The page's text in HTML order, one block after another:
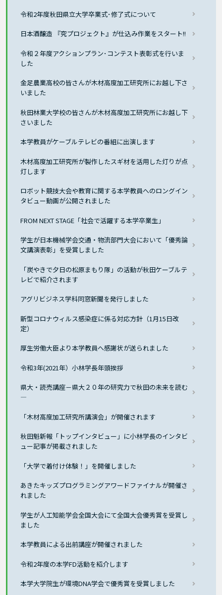
令和2年度秋田県立大学卒業式･修了式について
日本酒醸造 『究プロジェクト』が仕込み作業をスタート!!
令和２年度アクションプラン･コンテスト表彰式を行いま
した
金足農業高校の皆さんが木材高度加工研究所にお越し下さ
いました
秋田林業大学校の皆さんが木材高度加工研究所にお越し下
さいました
本学教員がケーブルテレビの番組に出演します
木材高度加工研究所が製作したスギ材を活用した灯りが点
灯します
ロボット競技大会や教育に関する本学教員へのロングイン
タビュー動画が公開されました
FROM NEXT STAGE「社会で活躍する本学卒業生」
学生が日本機械学会交通・物流部門大会において「優秀論
文講演表彰」を受賞しました
「炭やきで夕日の松原まもり隊」の活動が秋田ケーブルテ
レビで紹介されます
アグリビジネス学科同窓新聞を発行しました
新型コロナウィルス感染症に係る対応方針（1月15日改
定）
厚生労働大臣より本学教員へ感謝状が送られました
令和3年(2021年）小林学長年頭挨拶
県大・読売講座－県大２０年の研究力で秋田の未来を読む
―
「木材高度加工研究所講演会」が開催されます
秋田魁新報「トップインタビュー」に小林学長のインタビ
ュー記事が掲載されました
「大学で着付け体験！」を開催しました
あきたキッズプログラミングアワードファイナルが開催さ
れました
学生が人工知能学会全国大会にて全国大会優秀賞を受賞し
ました
本学教員による出前講座が開催されました
令和2年度の本学FD活動を紹介します
本学大学院生が環境DNA学会で優秀賞を受賞しました